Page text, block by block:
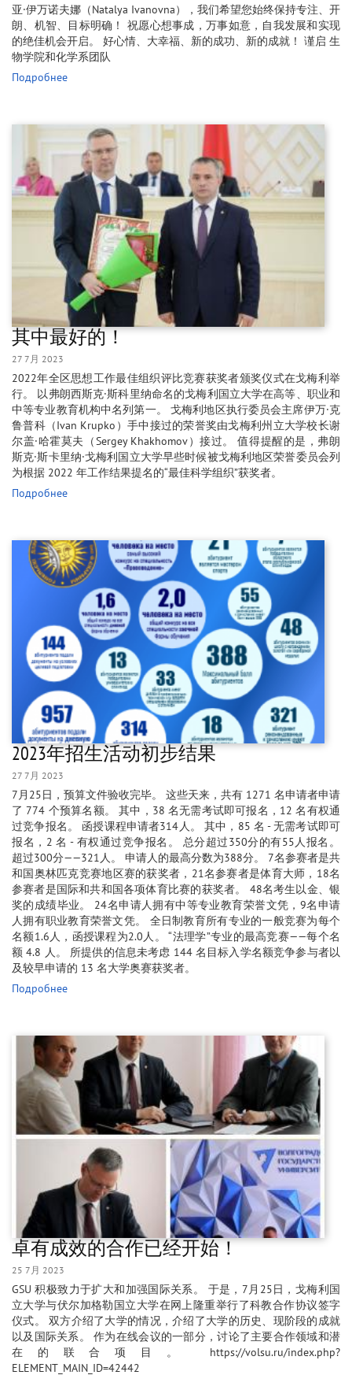
亚·伊万诺夫娜（Natalya Ivanovna），我们希望您始终保持专注、开
朗、机智、目标明确！ 祝愿心想事成，万事如意，自我发展和实现
的绝佳机会开启。 好心情、大幸福、新的成功、新的成就！ 谨启 生
物学院和化学系团队
Подробнее
其中最好的！
27 7月 2023
2022年全区思想工作最佳组织评比竞赛获奖者颁奖仪式在戈梅利举
行。 以弗朗西斯克·斯科里纳命名的戈梅利国立大学在高等、职业和
中等专业教育机构中名列第一。 戈梅利地区执行委员会主席伊万·克
鲁普科（Ivan Krupko）手中接过的荣誉奖由戈梅利州立大学校长谢
尔盖·哈霍莫夫（Sergey Khakhomov）接过。 值得提醒的是，弗朗
斯克·斯卡里纳·戈梅利国立大学早些时候被戈梅利地区荣誉委员会列
为根据 2022 年工作结果提名的“最佳科学组织”获奖者。
Подробнее
2023年招生活动初步结果
27 7月 2023
7月25日，预算文件验收完毕。 这些天来，共有 1271 名申请者申请
了 774 个预算名额。 其中，38 名无需考试即可报名，12 名有权通
过竞争报名。 函授课程申请者314人。 其中，85 名 - 无需考试即可
报名，2 名 - 有权通过竞争报名。 总分超过350分的有55人报名。
超过300分——321人。 申请人的最高分数为388分。 7名参赛者是共
和国奥林匹克竞赛地区赛的获奖者，21名参赛者是体育大师，18名
参赛者是国际和共和国各项体育比赛的获奖者。 48名考生以金、银
奖的成绩毕业。 24名申请人拥有中等专业教育荣誉文凭，9名申请
人拥有职业教育荣誉文凭。 全日制教育所有专业的一般竞赛为每个
名额1.6人，函授课程为2.0人。 “法理学”专业的最高竞赛——每个名
额 4.8 人。 所提供的信息未考虑 144 名目标入学名额竞争参与者以
及较早申请的 13 名大学奥赛获奖者。
Подробнее
卓有成效的合作已经开始！
25 7月 2023
GSU 积极致力于扩大和加强国际关系。 于是，7月25日，戈梅利国
立大学与伏尔加格勒国立大学在网上隆重举行了科教合作协议签字
仪式。 双方介绍了大学的情况，介绍了大学的历史、现阶段的成就
以及国际关系。 作为在线会议的一部分，讨论了主要合作领域和潜
在的联合项目。 https://volsu.ru/index.php?
ELEMENT_MAIN_ID=42442